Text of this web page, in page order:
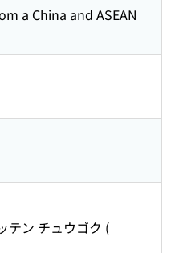
a China and ASEAN
テン チュウゴク (